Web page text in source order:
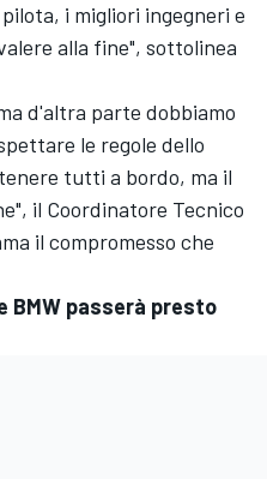
i migliori ingegneri e
alla fine", sottolinea
d'altra parte dobbiamo
le regole dello
tutti a bordo, ma il
il Coordinatore Tecnico
il compromesso che
BMW passerà presto